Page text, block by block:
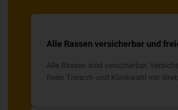
Alle Rassen versicherbar und
Alle Rassen sind versicherbar.
freier Tierarzt- und Klinikwahl mit